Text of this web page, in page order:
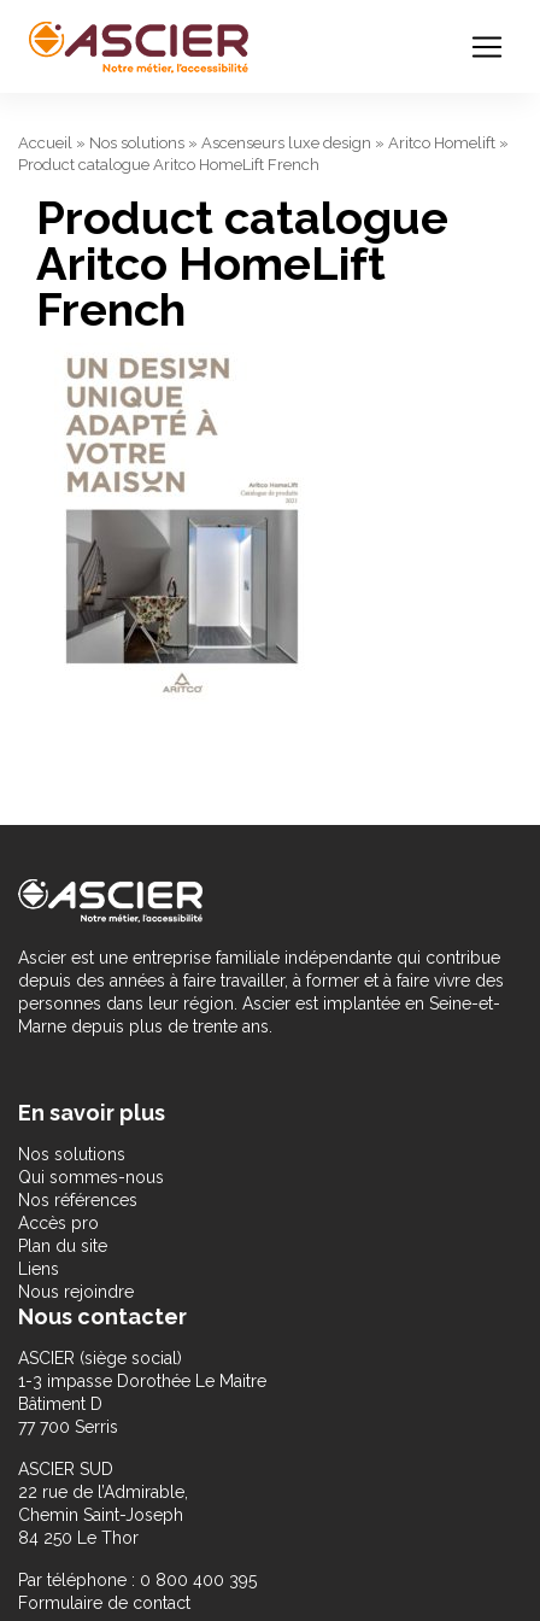
Accueil » Nos solutions » Ascenseurs luxe design » Aritco Homelift »
Product catalogue Aritco HomeLift French
Product catalogue
Aritco HomeLift
French
Ascier est une entreprise familiale indépendante qui contribue
depuis des années à faire travailler, à former et à faire vivre des
personnes dans leur région. Ascier est implantée en Seine-et-
Marne depuis plus de trente ans.
En savoir plus
Nos solutions
Qui sommes-nous
Nos références
Accès pro
Plan du site
Liens
Nous rejoindre
Nous contacter
ASCIER (siège social)
1-3 impasse Dorothée Le Maitre
Bâtiment D
77 700 Serris
ASCIER SUD
22 rue de l’Admirable,
Chemin Saint-Joseph
84 250 Le Thor
Par téléphone : 0 800 400 395
Formulaire de contact